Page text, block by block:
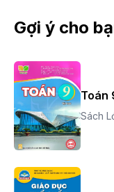
Gợi ý cho
Toán
Sách